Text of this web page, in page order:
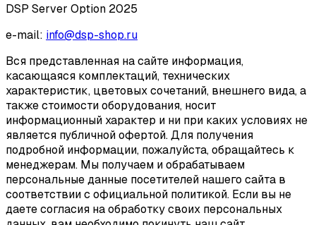
DSP Server Option 2025
e-mail: info@dsp-shop.ru
Вся представленная на сайте информация,
касающаяся комплектаций, технических
характеристик, цветовых сочетаний, внешнего вида, а
также стоимости оборудования, носит
информационный характер и ни при каких условиях не
является публичной офертой. Для получения
подробной информации, пожалуйста, обращайтесь к
менеджерам. Мы получаем и обрабатываем
персональные данные посетителей нашего сайта в
соответствии с официальной политикой. Если вы не
даете согласия на обработку своих персональных